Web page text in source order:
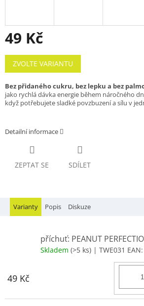
49 Kč
Měrná
cena:
ZVOLTE VARIANTU
Bez přidaného cukru, bez lepku a bez
jako rychlá dávka energie během náročného
když potřebujete sladké povzbuzení a sílu v
Detailní informace
ZEPTAT SE SDÍLET
Varianty Popis Diskuze
příchuť: PEANUT
Skladem (>5 ks) | TWE031 EAN:
49 Kč